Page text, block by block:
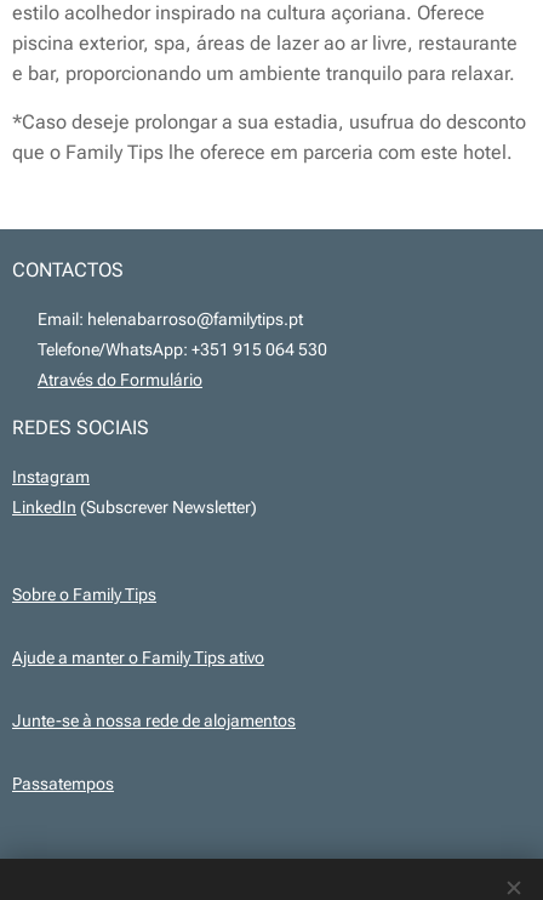
estilo acolhedor inspirado na cultura açoriana. Oferece
piscina exterior, spa, áreas de lazer ao ar livre, restaurante
e bar, proporcionando um ambiente tranquilo para relaxar.
*Caso deseje prolongar a sua estadia, usufrua do desconto
que o Family Tips lhe oferece em parceria com este hotel.
CONTACTOS
📧 Email: helenabarroso@familytips.pt
📞 Telefone/WhatsApp: +351 915 064 530
Através do Formulário
REDES SOCIAIS
Instagram
LinkedIn (Subscrever Newsletter)
Sobre o Family Tips
Ajude a manter o Family Tips ativo
Junte-se à nossa rede de alojamentos
Passatempos